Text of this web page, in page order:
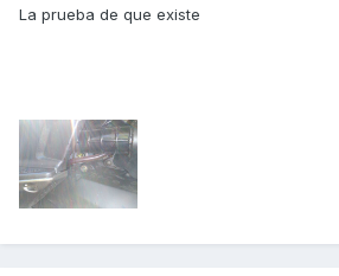
La prueba de que existe